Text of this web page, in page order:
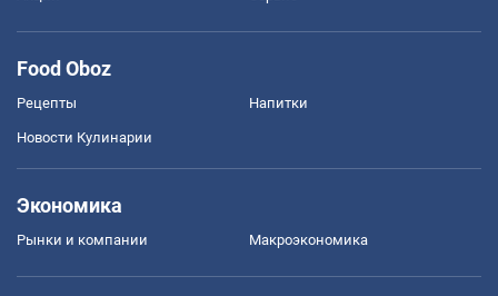
Food Oboz
Рецепты Напитки
Новости Кулинарии
Экономика
Рынки и компании Mакроэкономика